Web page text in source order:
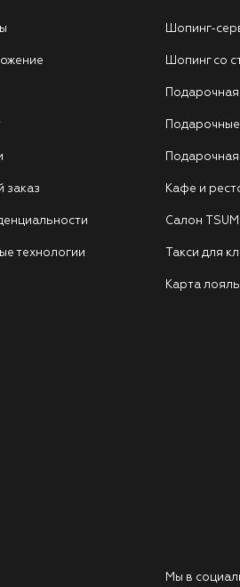
заказ
технологии
Шопинг-
Шопинг со
Кафе и
Салон TSUM
Такси для
Карта
Мы в